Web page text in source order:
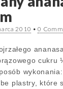
2010 •0
cukru
plastry, które